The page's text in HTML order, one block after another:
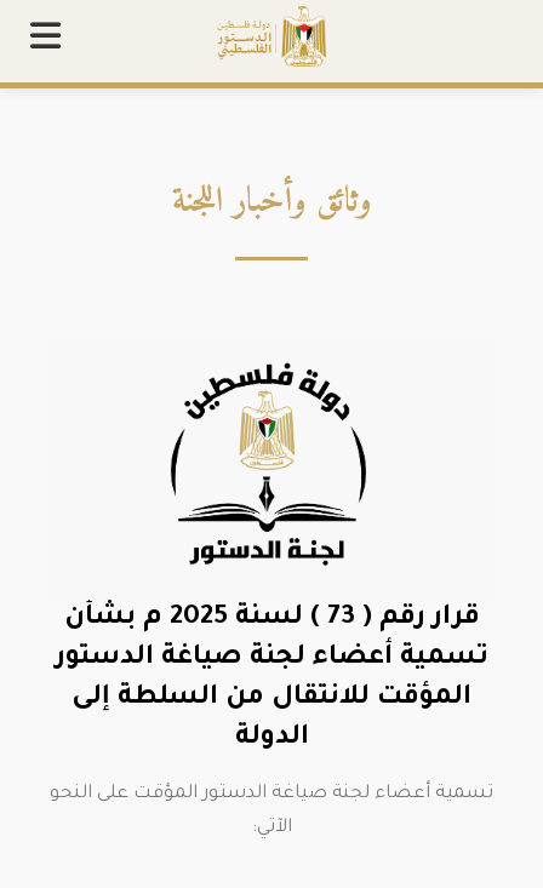
مسودة الدستور المؤقت
لجنة صياغة الدستور
تواصل معنا
وثائق وأخبار اللجنة
قرار رقم ( 73 ) لسنة 2025 م بشأن
تسمية أعضاء لجنة صياغة الدستور
المؤقت للانتقال من السلطة إلى
الدولة
تسمية أعضاء لجنة صياغة الدستور المؤقت على النحو
الآتي: